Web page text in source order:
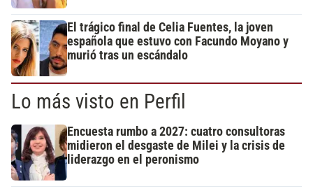
El trágico final de Celia Fuentes, la joven
española que estuvo con Facundo Moyano y
murió tras un escándalo
Lo más visto en Perfil
Encuesta rumbo a 2027: cuatro consultoras
midieron el desgaste de Milei y la crisis de
liderazgo en el peronismo